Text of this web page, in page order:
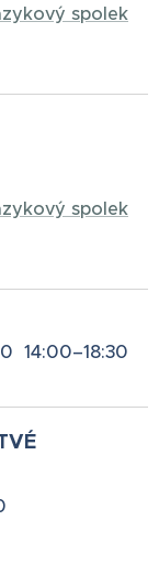
spolek
spolek
14:00–18:30